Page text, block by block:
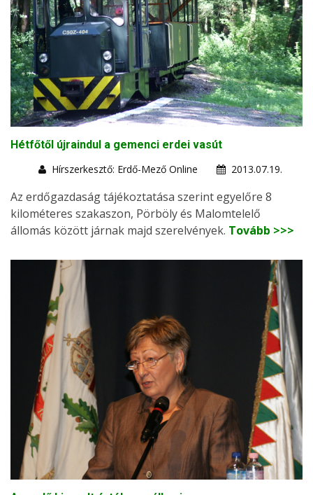
Hétfőtől újraindul a gemenci erdei vasút
Hírszerkesztő: Erdő-Mező Online
2013.07.19.
Az erdőgazdaság tájékoztatása szerint egyelőre 8
kilométeres szakaszon, Pörböly és Malomtelelő
állomás között járnak majd szerelvények. Tovább >>>